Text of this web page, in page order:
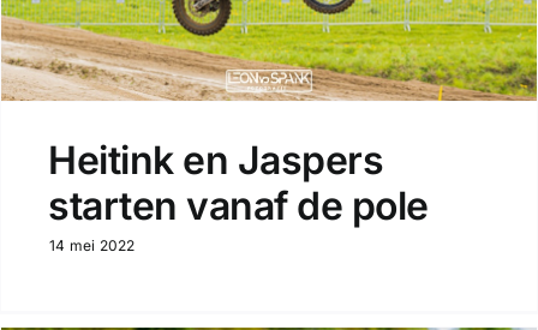
Heitink en Jaspers
starten vanaf de pole
14 mei 2022